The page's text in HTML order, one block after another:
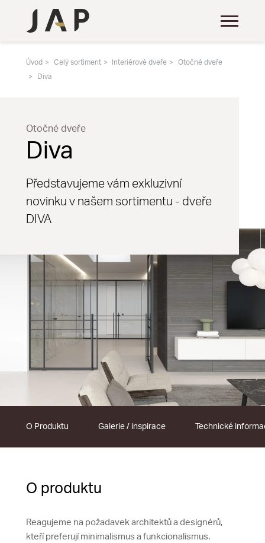
Úvod Celý sortiment Interiérové dveře
Otočné dveře
Diva
Otočné dveře
Diva
Představujeme vám exkluzivní
novinku v našem sortimentu - dveře
DIVA
O Produktu Galerie / inspirace Technické
O produktu
Reagujeme na požadavek architektů a designérů,
kteří preferují minimalismus a funkcionalismus.